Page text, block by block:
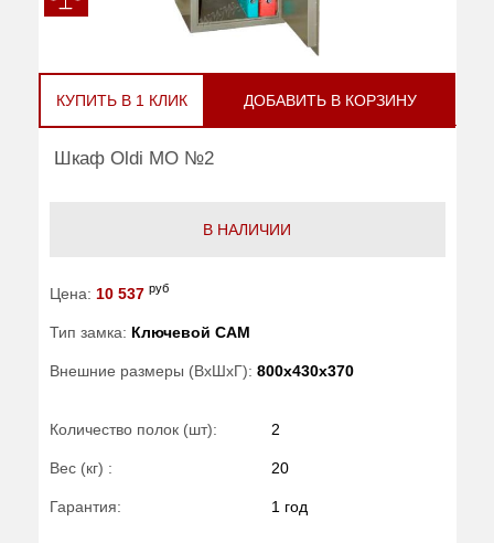
КУПИТЬ В 1 КЛИК ДОБАВИТЬ В КОРЗИНУ
Шкаф Oldi МО №2
В НАЛИЧИИ
Цена: 10 537 руб
Тип замка: Ключевой САМ
Внешние размеры (ВхШхГ): 800x430x370
Количество полок (шт): 2
Вес (кг) : 20
Гарантия: 1 год